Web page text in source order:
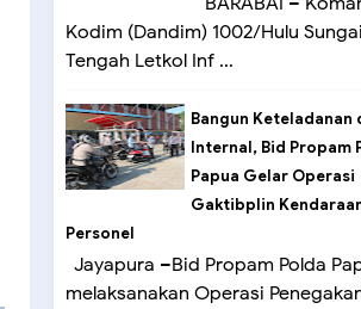
Kodim (Dandim) 1002/Hulu Sungai
Tengah Letkol Inf ...
Bangun Keteladanan
Internal, Bid Propam
Papua Gelar Operasi
Gaktibplin
Personel
Jayapura –Bid Propam Polda
melaksanakan Operasi